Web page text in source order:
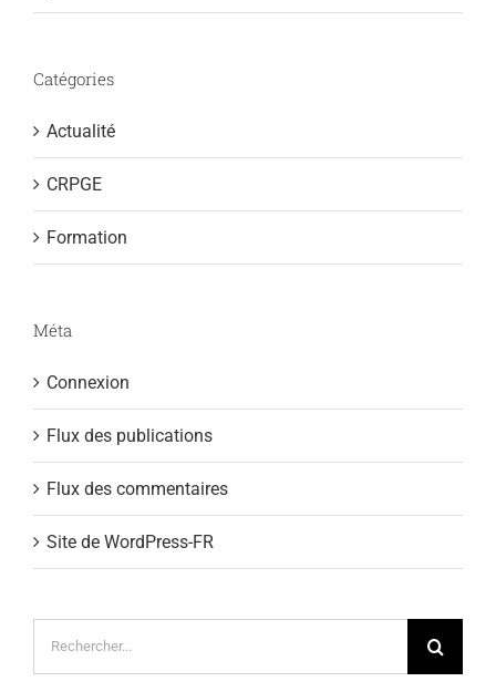
Catégories
Actualité
CRPGE
Formation
Méta
Connexion
Flux des publications
Flux des commentaires
Site de WordPress-FR